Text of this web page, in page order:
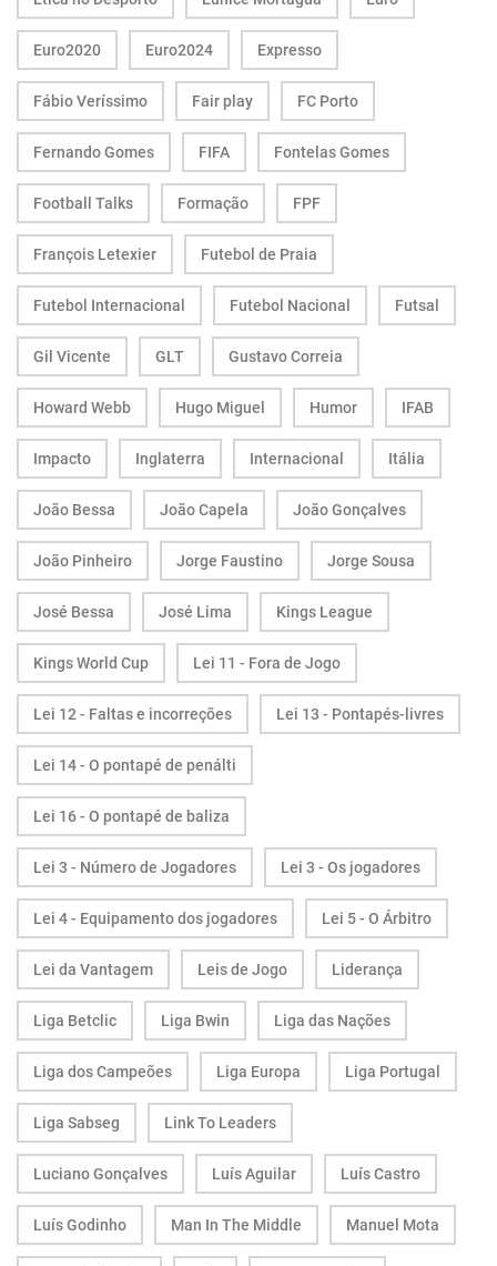
Euro2020 Euro2024 Expresso
Fábio Veríssimo Fair play FC Porto
Fernando Gomes FIFA Fontelas Gomes
Football Talks Formação FPF
François Letexier Futebol de Praia
Futebol Internacional Futebol Nacional Futsal
Gil Vicente GLT Gustavo Correia
Howard Webb Hugo Miguel Humor IFAB
Impacto Inglaterra Internacional Itália
João Bessa João Capela João Gonçalves
João Pinheiro Jorge Faustino Jorge Sousa
José Bessa José Lima Kings League
Kings World Cup Lei 11 - Fora de Jogo
Lei 12 - Faltas e incorreções Lei 13 - Pontapés-livres
Lei 14 - O pontapé de penálti
Lei 16 - O pontapé de baliza
Lei 3 - Número de Jogadores Lei 3 - Os jogadores
Lei 4 - Equipamento dos jogadores Lei 5 - O Árbitro
Lei da Vantagem Leis de Jogo Liderança
Liga Betclic Liga Bwin Liga das Nações
Liga dos Campeões Liga Europa Liga Portugal
Liga Sabseg Link To Leaders
Luciano Gonçalves Luís Aguilar Luís Castro
Luís Godinho Man In The Middle Manuel Mota